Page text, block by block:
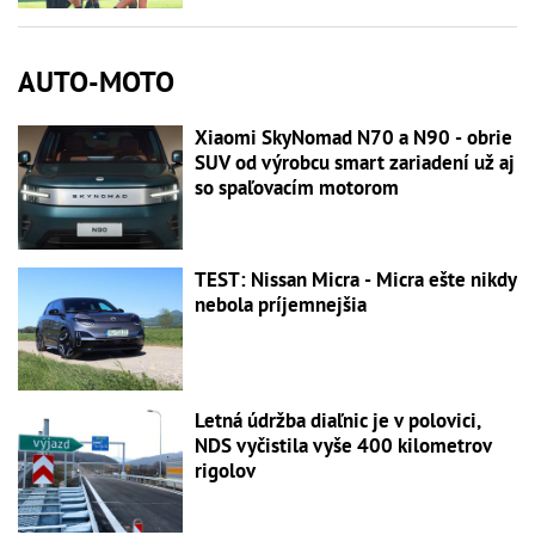
AUTO-MOTO
Xiaomi SkyNomad N70 a N90 - obrie
SUV od výrobcu smart zariadení už aj
so spaľovacím motorom
TEST: Nissan Micra - Micra ešte nikdy
nebola príjemnejšia
Letná údržba diaľnic je v polovici,
NDS vyčistila vyše 400 kilometrov
rigolov